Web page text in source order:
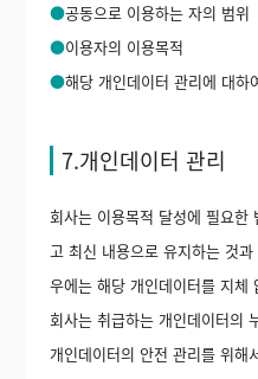
●공동으로 이용하는 자의 범위
●이용자의 이용목적
●해당 개인데이터 관리에 대
7.개인데이터 관리
회사는 이용목적 달성에 필요한
고 최신 내용으로 유지하는 것
우에는 해당 개인데이터를 지체
회사는 취급하는 개인데이터의
개인데이터의 안전 관리를 위해